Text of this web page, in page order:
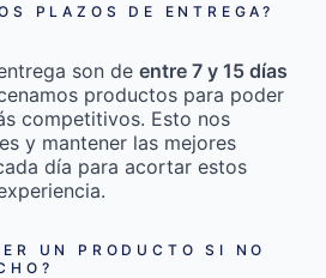
PLAZOS DE ENTREGA?
son de entre 7 y 15 días
productos para poder
competitivos. Esto nos
y mantener las mejores
día para acortar estos
UN PRODUCTO SI NO